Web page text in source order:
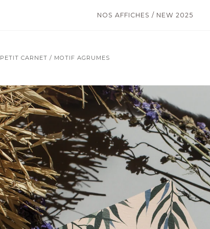
NOS AFFICHES / NEW 2025
PETIT CARNET / MOTIF AGRUMES